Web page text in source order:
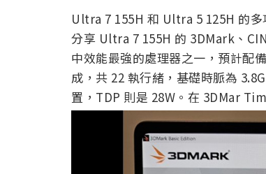
Ultra 7 155H 和 Ultra 5 125H 的
分享 Ultra 7 155H 的 3DMark、
中效能最強的處理器之一，預計配
成，共 22 執行緒，基礎時脈為
置，TDP 則是 28W。在 3DMar